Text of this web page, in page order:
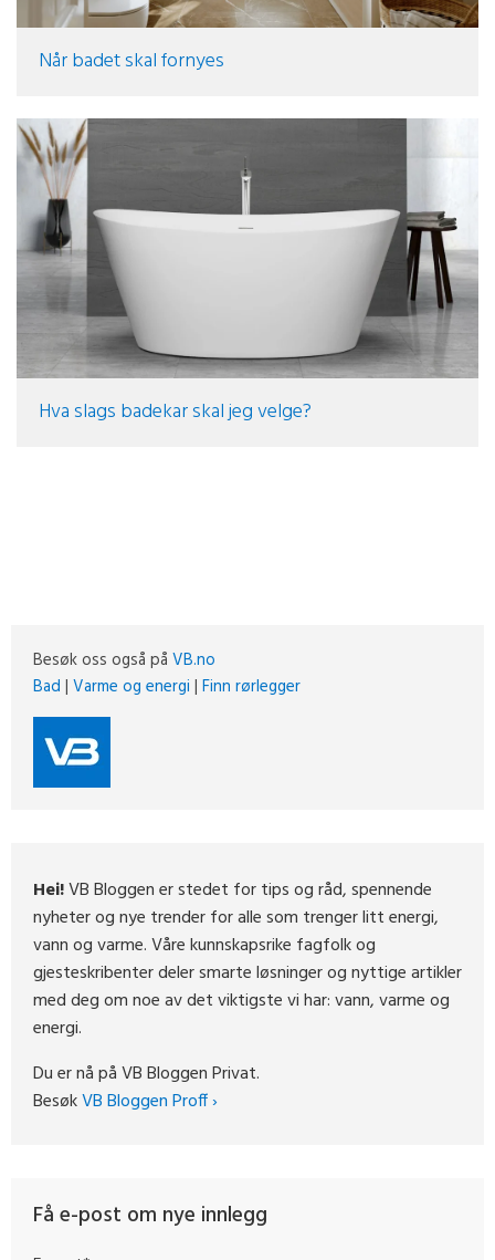
Når badet skal fornyes
Hva slags badekar skal jeg velge?
Besøk oss også på VB.no
Bad | Varme og energi | Finn rørlegger
Hei!VB Bloggen er stedet for tips og råd, spennende
nyheter og nye trender for alle som trenger litt energi,
vann og varme. Våre kunnskapsrike fagfolk og
gjesteskribenter deler smarte løsninger og nyttige artikler
med deg om noe av det viktigste vi har: vann, varme og
energi.
Du er nå på VB Bloggen Privat.
BesøkVB Bloggen Proff ›
Få e-post om nye innlegg